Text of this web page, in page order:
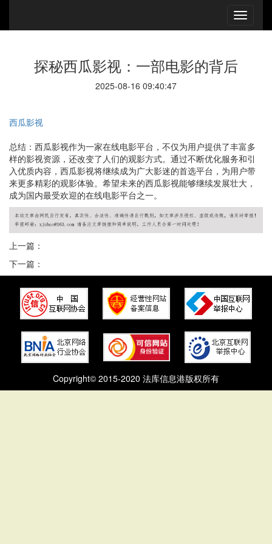
探秘西瓜影视：一部电影的背后
2025-08-16 09:40:47
西瓜影视
总结：西瓜影视作为一家在线电影平台，不仅为用户提供了丰富多
样的影视资源，还改变了人们的观影方式。通过不断优化服务和引
入优质内容，西瓜影视将继续成为广大影迷的首选平台，为用户带
来更多精彩的观影体验。希望未来的西瓜影视能够继续发展壮大，
成为国内最受欢迎的在线电影平台之一。
上一篇：
下一篇：
Copyright© 2015-2020 法库信息港版权所有